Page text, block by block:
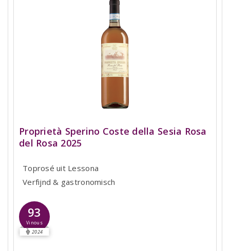
Proprietà Sperino Coste della Sesia Rosa
del Rosa 2025
Toprosé uit Lessona
Verfijnd & gastronomisch
93
Vinous
2024